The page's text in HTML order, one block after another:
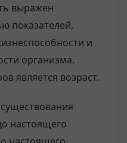
выражен
показателей,
и
организма.
является возраст.
настоящего